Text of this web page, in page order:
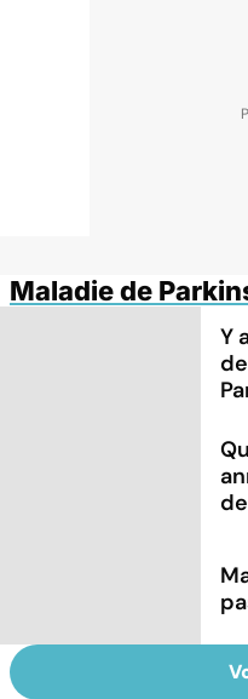
Maladie de
Y